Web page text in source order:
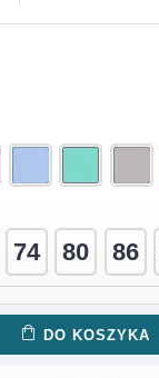
74 80 86
DO KOSZYKA